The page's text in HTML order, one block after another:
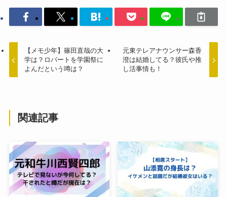
【メモ少年】篠田直哉の大
学は？ロバートを学園祭に
よんだという噂は？
元東テレアナウンサー森香
澄は結婚してる？彼氏や推
し活事情も！
関連記事